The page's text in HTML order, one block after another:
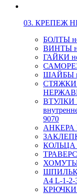
03. КРЕПЕЖ
БОЛТЫ
ВИНТЫ
ГАЙКИ
ШАЙБЫ
СТЯЖКИ
ВТУЛКИ
9070
АНКЕРА
КОЛЬЦА
ХОМУТЫ
А4 L-1-2-
КРЮЧКИ